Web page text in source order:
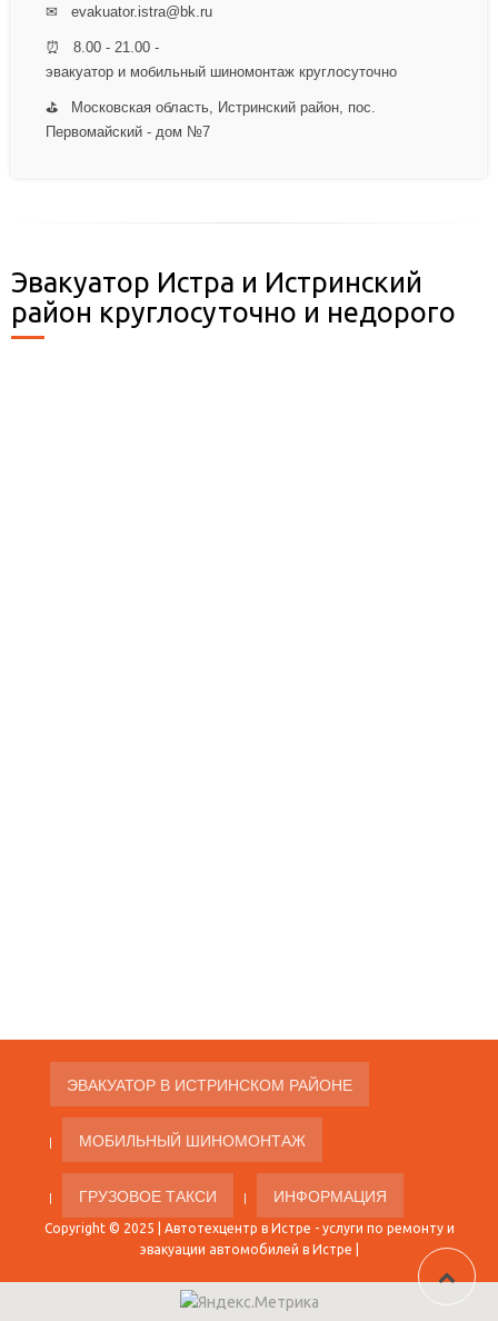
✉ evakuator.istra@bk.ru
⏰ 8.00 - 21.00 -
эвакуатор и мобильный шиномонтаж круглосуточно
⛳ Московская область, Истринский район, пос.
Первомайский - дом №7
Эвакуатор Истра и Истринский
район круглосуточно и недорого
ЭВАКУАТОР В ИСТРИНСКОМ РАЙОНЕ
МОБИЛЬНЫЙ ШИНОМОНТАЖ
ГРУЗОВОЕ ТАКСИ ИНФОРМАЦИЯ
Copyright © 2025 | Автотехцентр в Истре - услуги по ремонту и
эвакуации автомобилей в Истре |